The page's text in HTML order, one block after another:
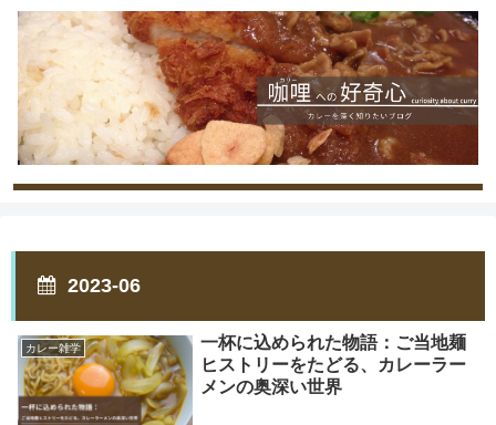
2023-06
カレー雑学
一杯に込められた物語：ご当地麺
ヒストリーをたどる、カレーラー
メンの奥深い世界